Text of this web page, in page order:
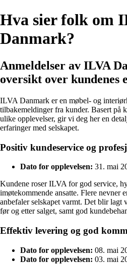
Hva sier folk om
Danmark?
Anmeldelser av ILVA
oversikt over kundenes
ILVA Danmark er en møbel- og
tilbakemeldinger fra kunder. Basert på
ulike opplevelser, gir vi deg her en
erfaringer med selskapet.
Positiv kundeservice og
Dato for opplevelsen: 31. mai
Kundene roser ILVA for god service,
imøtekommende ansatte. Flere nevner
anbefaler selskapet varmt. Det blir lagt
før og etter salget, samt god
Effektiv levering og god
Dato for opplevelsen: 08. mai
Dato for opplevelsen: 03. mai